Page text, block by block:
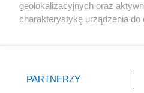
geolokalizacyjnych oraz
charakterystykę urządzenia do
zmienić/wycofać klikając
znajdujący się w lewym
PARTNERZY